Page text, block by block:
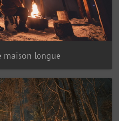
maison longue